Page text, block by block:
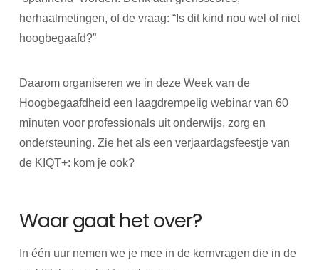
herhaalmetingen, of de vraag: “Is dit kind nou wel of niet
hoogbegaafd?”
Daarom organiseren we in deze Week van de
Hoogbegaafdheid een laagdrempelig webinar van 60
minuten voor professionals uit onderwijs, zorg en
ondersteuning. Zie het als een verjaardagsfeestje van
de KIQT+: kom je ook?
Waar gaat het over?
In één uur nemen we je mee in de kernvragen die in de